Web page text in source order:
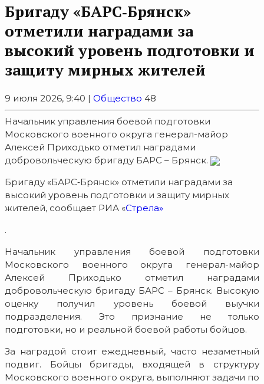
Бригаду «БАРС‑Брянск»
отметили наградами за
высокий уровень подготовки и
защиту мирных жителей
9 июля 2026, 9:40 | Общество 48
Начальник управления боевой подготовки
Московского военного округа генерал-майор
Алексей Приходько отметил наградами
добровольческую бригаду БАРС – Брянск.
Бригаду «БАРС‑Брянск» отметили наградами за
высокий уровень подготовки и защиту мирных
жителей, сообщает РИА «Стрела»
.
Начальник управления боевой подготовки
Московского военного округа генерал-майор
Алексей Приходько отметил наградами
добровольческую бригаду БАРС – Брянск. Высокую
оценку получил уровень боевой выучки
подразделения. Это признание не только
подготовки, но и реальной боевой работы бойцов.
За наградой стоит ежедневный, часто незаметный
подвиг. Бойцы бригады, входящей в структуру
Московского военного округа, выполняют задачи по